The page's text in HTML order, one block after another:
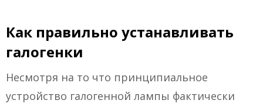
Как правильно устанавливать
галогенки
Несмотря на то что принципиальное
устройство галогенной лампы фактически